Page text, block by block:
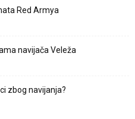
Red Armya
navijača Veleža
zbog navijanja?